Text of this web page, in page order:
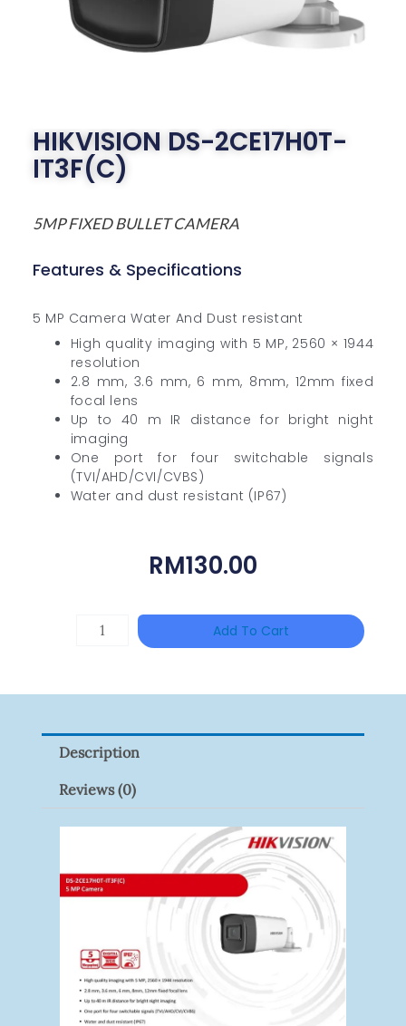
HIKVISION DS-2CE17H0T-
IT3F(C)
5MP FIXED BULLET CAMERA
Features & Specifications
5 MP Camera Water And Dust resistant
High quality imaging with 5 MP, 2560 × 1944
resolution
2.8 mm, 3.6 mm, 6 mm, 8mm, 12mm fixed
focal lens
Up to 40 m IR distance for bright night
imaging
One port for four switchable signals
(TVI/AHD/CVI/CVBS)
Water and dust resistant (IP67)
RM130.00
HANWHA
Quantity
Add To Cart
Description
Reviews (0)